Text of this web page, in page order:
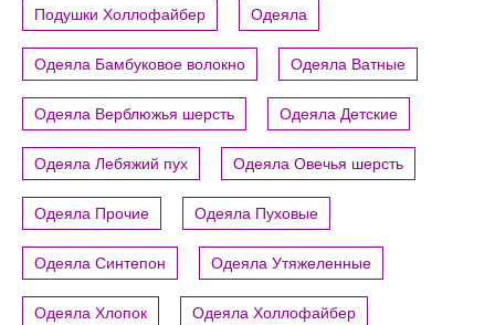
Подушки Холлофайбер Одеяла
Одеяла Бамбуковое волокно Одеяла Ватные
Одеяла Верблюжья шерсть Одеяла Детские
Одеяла Лебяжий пух Одеяла Овечья шерсть
Одеяла Прочие Одеяла Пуховые
Одеяла Синтепон Одеяла Утяжеленные
Одеяла Хлопок Одеяла Холлофайбер